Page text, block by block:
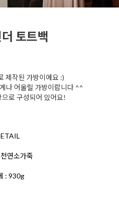
토트백
제작된 가방이에요 :)
나 어울릴 가방이랍니다 ^^
로 구성되어 있어요!
연소가죽
: 930g